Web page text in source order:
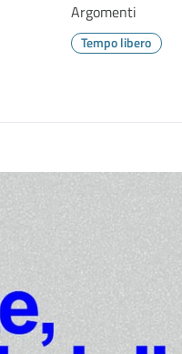
Argomenti
Tempo libero